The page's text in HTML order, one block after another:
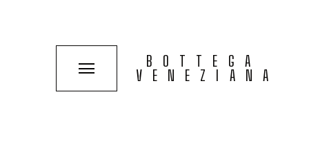
BOTTEGA
VENEZIANA